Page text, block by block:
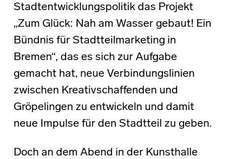
Stadtentwicklungspolitik das Projekt
„Zum Glück: Nah am Wasser gebaut! Ein
Bündnis für Stadtteilmarketing in
Bremen“, das es sich zur Aufgabe
gemacht hat, neue Verbindungslinien
zwischen Kreativschaffenden und
Gröpelingen zu entwickeln und damit
neue Impulse für den Stadtteil zu geben.
Doch an dem Abend in der Kunsthalle